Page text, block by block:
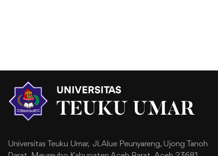
Universitas Teuku Umar, Jl. Alue Peunyareng, Ujong Tanoh